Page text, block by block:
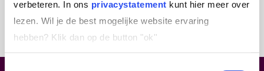
verbeteren. In ons privacystatement kunt hier meer over
lezen. Wil je de best mogelijke website ervaring
hebben? Klik dan op de button "ok''